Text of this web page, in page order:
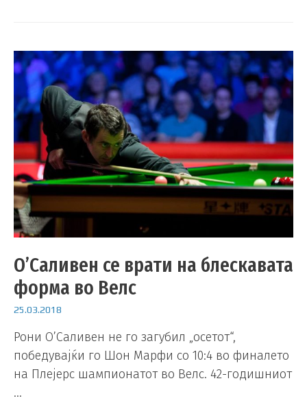
О’Саливен се врати на блескавата
форма во Велс
25.03.2018
Рони О’Саливен не го загубил „осетот“,
победувајќи го Шон Марфи со 10:4 во финалето
на Плејерс шампионатот во Велс. 42-годишниот
…